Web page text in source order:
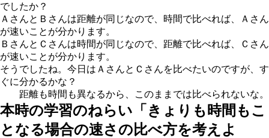
でしたか？
ＡさんとＢさんは距離が同じなので、時間で比べれば、Ａさん
が速いことが分かります。
ＢさんとＣさんは時間が同じなので、距離で比べれば、Ｃさん
が速いことが分かります。
そうでしたね。今日はＡさんとＣさんを比べたいのですが、す
ぐに分かるかな？
距離も時間も異なるから、このままでは比べられないな。
本時の学習のねらい「きょりも時間もこ
となる場合の速さの比べ方を考えよ